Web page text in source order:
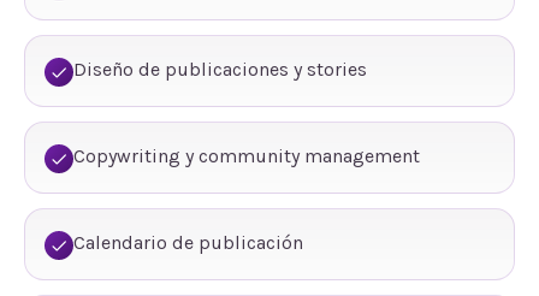
Diseño de publicaciones y stories
Copywriting y community management
Calendario de publicación